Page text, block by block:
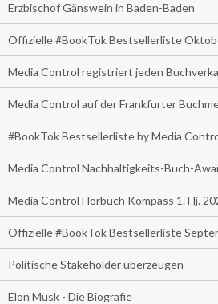
Erzbischof Gänswein in Baden-Baden
Offizielle #BookTok Bestsellerliste
Media Control registriert jeden
Media Control auf der Frankfurter
#BookTok Bestsellerliste by Media
Media Control Nachhaltigkeits-Buch-
Media Control Hörbuch Kompass 1. Hj.
Offizielle #BookTok Bestsellerliste
Politische Stakeholder überzeugen
Elon Musk - Die Biografie